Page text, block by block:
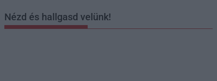
Nézd és hallgasd velünk!